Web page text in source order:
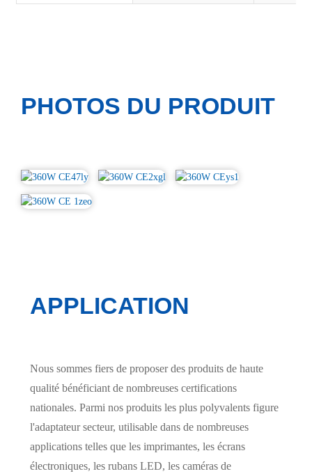
PHOTOS DU PRODUIT
APPLICATION
Nous sommes fiers de proposer des produits de haute
qualité bénéficiant de nombreuses certifications
nationales. Parmi nos produits les plus polyvalents figure
l'adaptateur secteur, utilisable dans de nombreuses
applications telles que les imprimantes, les écrans
électroniques, les rubans LED, les caméras de